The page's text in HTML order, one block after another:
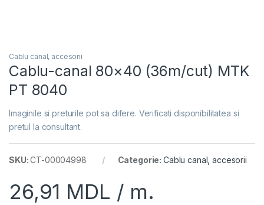
Cablu canal, accesorii
Cablu-canal 80×40 (36m/cut) MTK
PT 8040
Imaginile si preturile pot sa difere. Verificati disponibilitatea si
pretul la consultant.
SKU:CT-00004998 Categorie: Cablu canal, accesorii
26,91 MDL / m.